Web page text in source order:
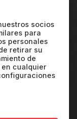
socios
para
personales
retirar su
de
en cualquier